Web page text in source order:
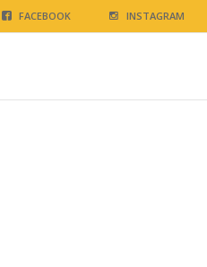
FACEBOOK INSTAGRAM